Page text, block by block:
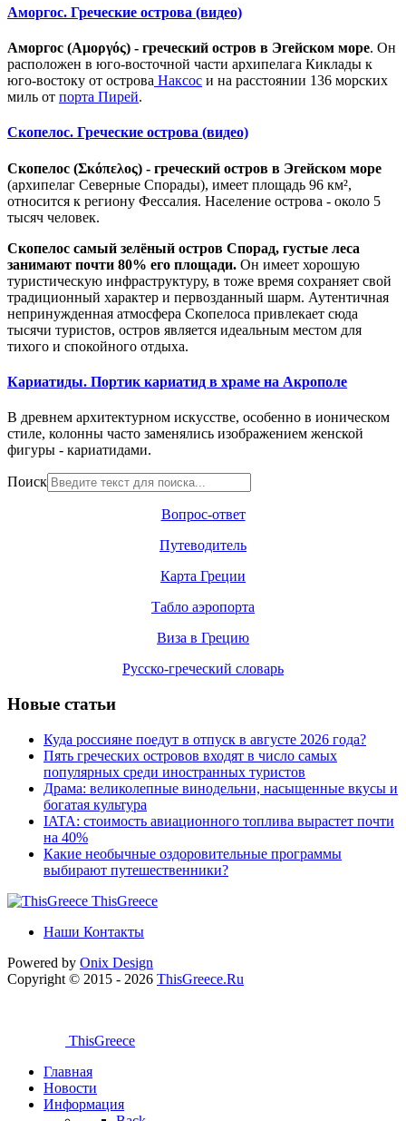
Аморгос. Греческие острова (видео)
Аморгос (Αμοργός) - греческий остров в Эгейском море. Он
расположен в юго-восточной части архипелага Киклады к
юго-востоку от острова Наксос и на расстоянии 136 морских
миль от порта Пирей.
Скопелос. Греческие острова (видео)
Скопелос (Σκόπελος) - греческий остров в Эгейском море
(архипелаг Северные Спорады), имеет площадь 96 км²,
относится к региону Фессалия. Население острова - около 5
тысяч человек.
Скопелос самый зелёный остров Спорад, густые леса
занимают почти 80% его площади. Он имеет хорошую
туристическую инфраструктуру, в тоже время сохраняет свой
традиционный характер и первозданный шарм. Аутентичная
непринужденная атмосфера Скопелоса привлекает сюда
тысячи туристов, остров является идеальным местом для
тихого и спокойного отдыха.
Кариатиды. Портик кариатид в храме на Акрополе
В древнем архитектурном искусстве, особенно в ионическом
стиле, колонны часто заменялись изображением женской
фигуры - кариатидами.
Поиск
Вопрос-ответ
Путеводитель
Карта Греции
Табло аэропорта
Виза в Грецию
Русско-греческий словарь
Новые статьи
Куда россияне поедут в отпуск в августе 2026 года?
Пять греческих островов входят в число самых
популярных среди иностранных туристов
Драма: великолепные винодельни, насыщенные вкусы и
богатая культура
IATA: стоимость авиационного топлива вырастет почти
на 40%
Какие необычные оздоровительные программы
выбирают путешественники?
ThisGreece
Наши Контакты
Powered by Onix Design
Copyright © 2015 - 2026 ThisGreece.Ru
ThisGreece
Главная
Новости
Информация